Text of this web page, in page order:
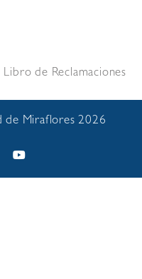
Libro de Reclamaciones
de Miraflores 2026